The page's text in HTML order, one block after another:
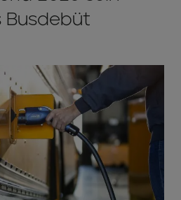
Busdebüt